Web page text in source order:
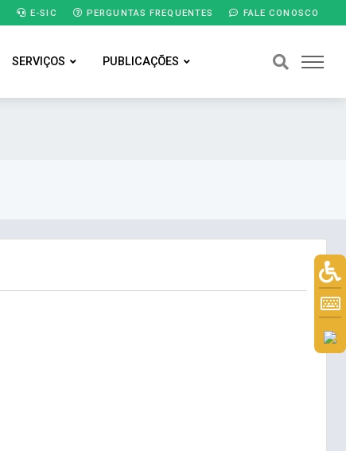
E-SIC PERGUNTAS FREQUENTES FALE CONOSCO
SERVIÇOS PUBLICAÇÕES